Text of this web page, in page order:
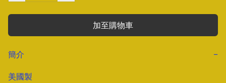
加至購物車
簡介
−
美國製